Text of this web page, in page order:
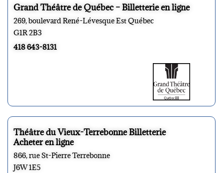
Grand Théâtre de Québec – Billetterie en ligne
269, boulevard René-Lévesque Est Québec
G1R 2B3
418 643-8131
Théâtre du Vieux-Terrebonne Billetterie
Acheter en ligne
866, rue St-Pierre Terrebonne
J6W 1E5